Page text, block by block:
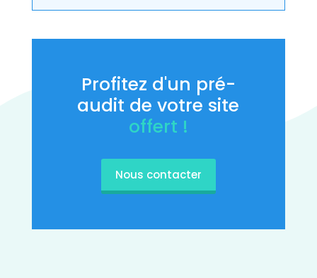
Profitez d'un pré-
audit de votre site
offert !
Nous contacter